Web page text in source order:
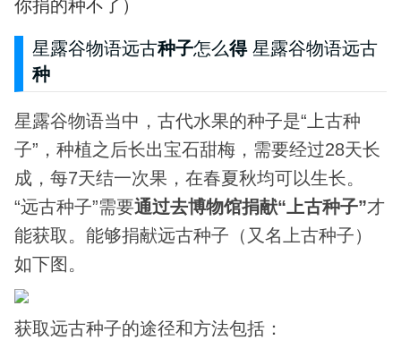
你捐的种不了）
星露谷物语远古种子怎么得 星露谷物语远古
种
星露谷物语当中，古代水果的种子是“上古种
子”，种植之后长出宝石甜梅，需要经过28天长
成，每7天结一次果，在春夏秋均可以生长。
“远古种子”需要通过去博物馆捐献“上古种子”才
能获取。能够捐献远古种子（又名上古种子）
如下图。
获取远古种子的途径和方法包括：